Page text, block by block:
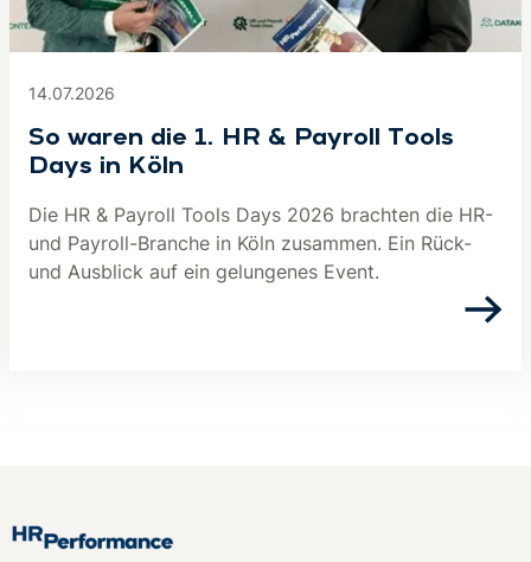
14.07.2026
So waren die 1. HR & Payroll Tools
Days in Köln
Die HR & Payroll Tools Days 2026 brachten die HR-
und Payroll-Branche in Köln zusammen. Ein Rück-
und Ausblick auf ein gelungenes Event.